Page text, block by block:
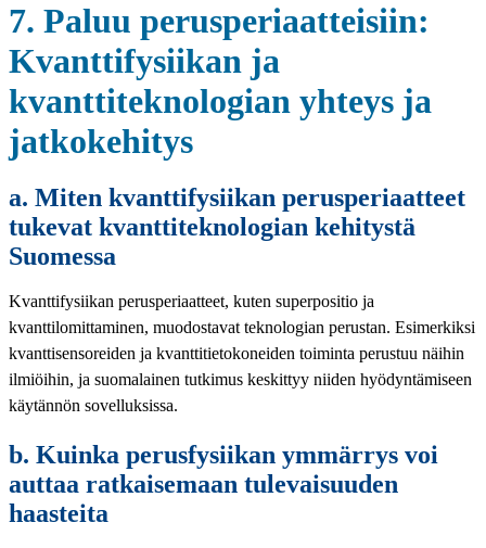
7. Paluu perusperiaatteisiin:
Kvanttifysiikan ja
kvanttiteknologian yhteys ja
jatkokehitys
a. Miten kvanttifysiikan perusperiaatteet
tukevat kvanttiteknologian kehitystä
Suomessa
Kvanttifysiikan perusperiaatteet, kuten superpositio ja
kvanttilomittaminen, muodostavat teknologian perustan. Esimerkiksi
kvanttisensoreiden ja kvanttitietokoneiden toiminta perustuu näihin
ilmiöihin, ja suomalainen tutkimus keskittyy niiden hyödyntämiseen
käytännön sovelluksissa.
b. Kuinka perusfysiikan ymmärrys voi
auttaa ratkaisemaan tulevaisuuden
haasteita